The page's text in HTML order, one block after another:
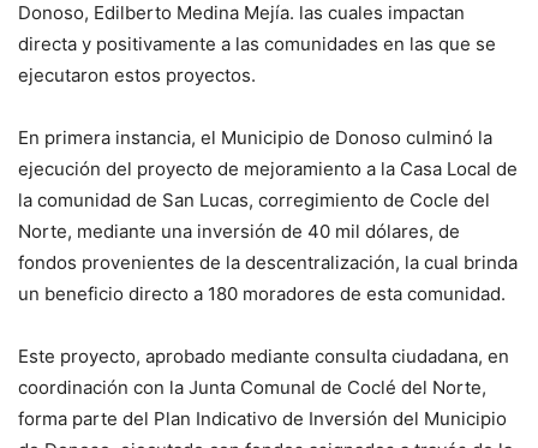
Donoso, Edilberto Medina Mejía. las cuales impactan
directa y positivamente a las comunidades en las que se
ejecutaron estos proyectos.
En primera instancia, el Municipio de Donoso culminó la
ejecución del proyecto de mejoramiento a la Casa Local de
la comunidad de San Lucas, corregimiento de Cocle del
Norte, mediante una inversión de 40 mil dólares, de
fondos provenientes de la descentralización, la cual brinda
un beneficio directo a 180 moradores de esta comunidad.
Este proyecto, aprobado mediante consulta ciudadana, en
coordinación con la Junta Comunal de Coclé del Norte,
forma parte del Plan Indicativo de Inversión del Municipio